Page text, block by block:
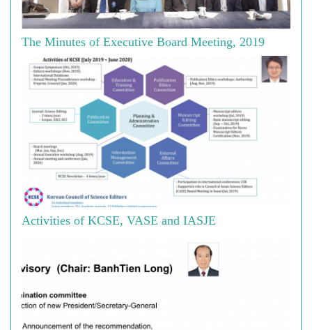
The Minutes of Executive Board Meeting, 2019
Activities of KCSE, VASE and IASJE